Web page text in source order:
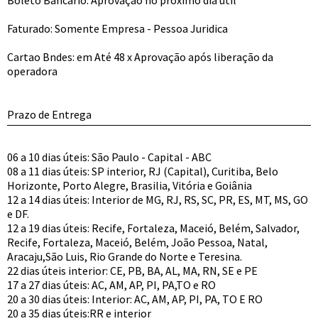
Faturado: Somente Empresa - Pessoa Juridica
Cartao Bndes: em Até 48 x Aprovação após liberação da
operadora
Prazo de Entrega
06 a 10 dias úteis: São Paulo - Capital - ABC
08 a 11 dias úteis: SP interior, RJ (Capital), Curitiba, Belo
Horizonte, Porto Alegre, Brasilia, Vitória e Goiânia
12 a 14 dias úteis: Interior de MG, RJ, RS, SC, PR, ES, MT, MS, GO
e DF.
12 a 19 dias úteis: Recife, Fortaleza, Maceió, Belém, Salvador,
Recife, Fortaleza, Maceió, Belém, João Pessoa, Natal,
Aracaju,São Luis, Rio Grande do Norte e Teresina.
22 dias úteis interior: CE, PB, BA, AL, MA, RN, SE e PE
17 a 27 dias úteis: AC, AM, AP, PI, PA,TO e RO
20 a 30 dias úteis: Interior: AC, AM, AP, PI, PA, TO E RO
20 a 35 dias úteis:RR e interior